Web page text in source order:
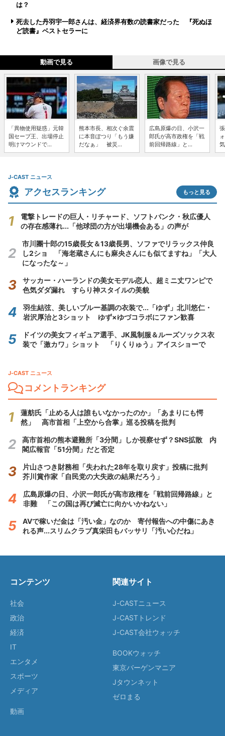
は？
死去した丹羽宇一郎さんは、経済界有数の読書家だった 『死ぬほ
ど読書』ベストセラーに
動画で見る 画像で見る
「異物使用疑惑」元韓
国セーブ王、出場停止
明けマウンドで...
熊本市長、相次ぐ余震
に本音ぽつり「もう嫌
だなぁ」 被災...
広島原爆の日、小沢一
郎氏が高市政権を「戦
前回帰路線」と...
J-CAST ニュース
アクセスランキング もっと見る
電撃トレードの巨人・リチャード、ソフトバンク・秋広優人
の存在感薄れ...「他球団の方が出場機会ある」の声が
市川團十郎の15歳長女＆13歳長男、ソファでリラックス仲良
し2ショ 「海老蔵さんにも麻央さんにも似てますね」「大人
になったな～」
サッカー・ハーランドの美女モデル恋人、超ミニ丈ワンピで
色気ダダ漏れ すらり神スタイルの美貌
羽生結弦、美しいブルー基調の衣装で...「ゆず」北川悠仁・
岩沢厚治と3ショット ゆず×ゆづコラボにファン歓喜
ドイツの美女フィギュア選手、JK風制服＆ルーズソックス衣
装で「激カワ」ショット 「りくりゅう」アイスショーで
J-CAST ニュース
コメントランキング
蓮舫氏「止める人は誰もいなかったのか」「あまりにも愕
然」 高市首相「上空から合掌」巡る投稿を批判
高市首相の熊本避難所「3分間」しか視察せず？SNS拡散 内
閣広報官「51分間」だと否定
片山さつき財務相「失われた28年を取り戻す」投稿に批判
芥川賞作家「自民党の大失政の結果だろう」
広島原爆の日、小沢一郎氏が高市政権を「戦前回帰路線」と
非難 「この国は再び滅亡に向かいかねない」
AVで稼いだ金は「汚い金」なのか 寄付報告への中傷にあき
れる声...スリムクラブ真栄田もバッサリ「汚い心だね」
コンテンツ
社会
政治
経済
IT
エンタメ
スポーツ
メディア
動画
関連サイト
J-CASTニュース
J-CASTトレンド
J-CAST会社ウォッチ
BOOKウォッチ
東京バーゲンマニア
Jタウンネット
ゼロまる